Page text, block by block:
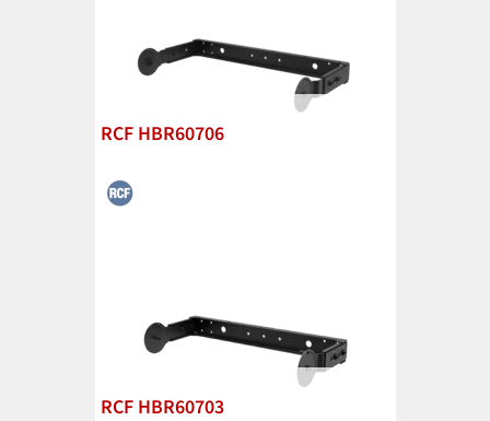
RCF HBR60706
RCF HBR60703